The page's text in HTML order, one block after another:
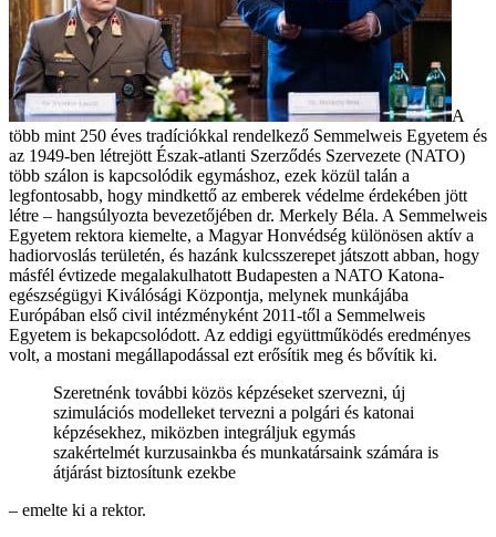
A
több mint 250 éves tradíciókkal rendelkező Semmelweis Egyetem és
az 1949-ben létrejött Észak-atlanti Szerződés Szervezete (NATO)
több szálon is kapcsolódik egymáshoz, ezek közül talán a
legfontosabb, hogy mindkettő az emberek védelme érdekében jött
létre – hangsúlyozta bevezetőjében dr. Merkely Béla. A Semmelweis
Egyetem rektora kiemelte, a Magyar Honvédség különösen aktív a
hadiorvoslás területén, és hazánk kulcsszerepet játszott abban, hogy
másfél évtizede megalakulhatott Budapesten a NATO Katona-
egészségügyi Kiválósági Központja, melynek munkájába
Európában első civil intézményként 2011-től a Semmelweis
Egyetem is bekapcsolódott. Az eddigi együttműködés eredményes
volt, a mostani megállapodással ezt erősítik meg és bővítik ki.
Szeretnénk további közös képzéseket szervezni, új
szimulációs modelleket tervezni a polgári és katonai
képzésekhez, miközben integráljuk egymás
szakértelmét kurzusainkba és munkatársaink számára is
átjárást biztosítunk ezekbe
– emelte ki a rektor.